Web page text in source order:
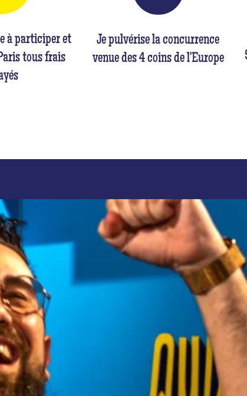
à participer et
tous frais
Je pulvérise la concurrence
venue des 4 coins de l'Europe